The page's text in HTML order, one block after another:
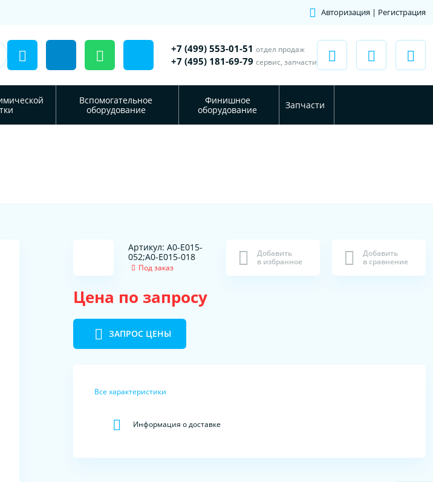
Авторизация | Регистрация
+7 (499) 553-01-51 отдел продаж
+7 (495) 181-69-79 сервис, запчасти
Вспомогательное
оборудование
Финишное
оборудование
Запчасти
Артикул: A0-E015-
052;A0-E015-018
Под заказ
Добавить
в избранное
Добавить
в сравнение
Цена по запросу
ЗАПРОС ЦЕНЫ
Все характеристики
Информация о доставке